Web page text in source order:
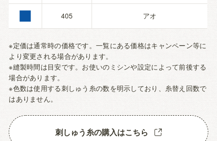
405 アオ
※定価は通常時の価格です。一覧にある価格はキャンペーン等に
より変更される場合があります。
※縫製時間は目安です。お使いのミシンや設定によって前後する
場合があります。
※色数は使用する刺しゅう糸の数を明示しており、糸替え回数で
はありません。
刺しゅう糸の購入はこちら